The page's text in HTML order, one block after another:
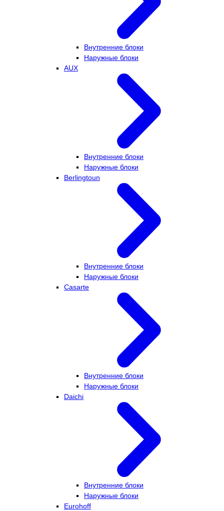
Внутренние блоки
Наружные блоки
AUX
Внутренние блоки
Наружные блоки
Berlingtoun
Внутренние блоки
Наружные блоки
Casarte
Внутренние блоки
Наружные блоки
Daichi
Внутренние блоки
Наружные блоки
Eurohoff